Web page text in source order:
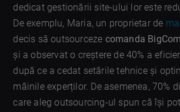
dedicat gestionării site-ului lor este
De exemplu, Maria, un proprietar de
decis să outsourceze comanda
și a observat o creștere de 40% a
după ce a cedat setările tehnice și
mâinile experților. De asemenea, 70%
care aleg outsourcing-ul spun că își